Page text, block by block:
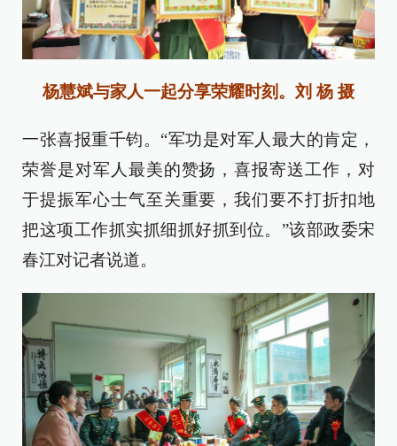
杨慧斌与家人一起分享荣耀时刻。刘 杨 摄
一张喜报重千钧。“军功是对军人最大的肯定，
荣誉是对军人最美的赞扬，喜报寄送工作，对
于提振军心士气至关重要，我们要不打折扣地
把这项工作抓实抓细抓好抓到位。”该部政委宋
春江对记者说道。